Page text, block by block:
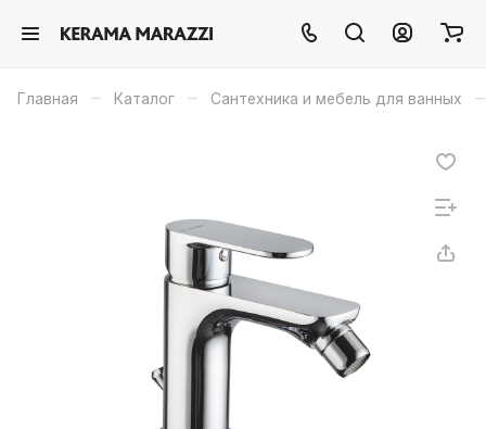
Главная – Каталог – Сантехника и мебель для ванных –